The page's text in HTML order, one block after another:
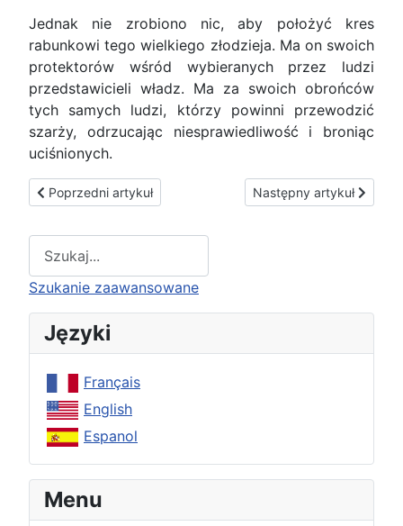
Jednak nie zrobiono nic, aby położyć kres
rabunkowi tego wielkiego złodzieja. Ma on swoich
protektorów wśród wybieranych przez ludzi
przedstawicieli władz. Ma za swoich obrońców
tych samych ludzi, którzy powinni przewodzić
szarży, odrzucając niesprawiedliwość i broniąc
uciśnionych.
Poprzedni artykuł: Papież Franciszek potępia Światowy
Poprzedni artykuł Następny artykuł:
Następny artykuł
Type 2 or more characters for results.
Szukanie zaawansowane
Języki
Français
English
Espanol
Menu